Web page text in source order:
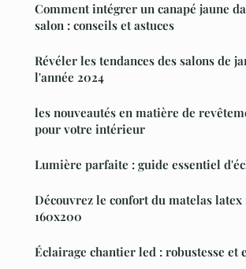
Comment intégrer un canapé jaune
salon : conseils et astuces
Révéler les tendances des salons de
l'année 2024
les nouveautés en matière de
pour votre intérieur
Lumière parfaite : guide essentiel
Découvrez le confort du matelas
160x200
Éclairage chantier led : robustesse et